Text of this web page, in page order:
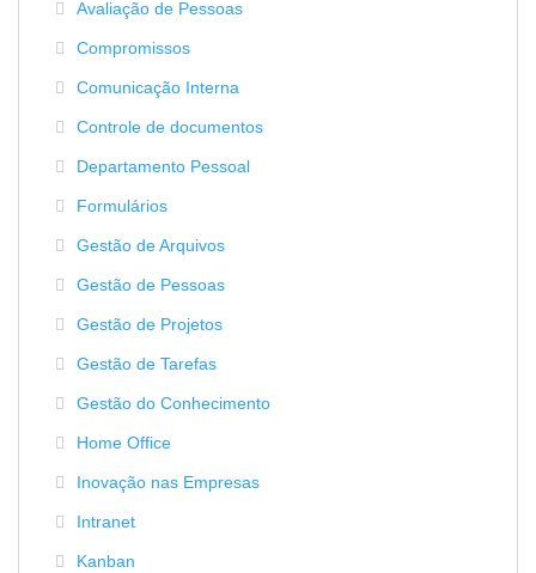
Avaliação de Pessoas
Compromissos
Comunicação Interna
Controle de documentos
Departamento Pessoal
Formulários
Gestão de Arquivos
Gestão de Pessoas
Gestão de Projetos
Gestão de Tarefas
Gestão do Conhecimento
Home Office
Inovação nas Empresas
Intranet
Kanban